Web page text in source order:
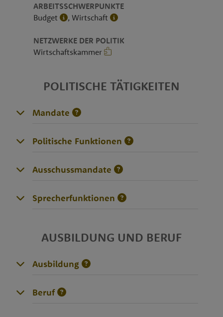
ARBEITSSCHWERPUNKTE
Budget
, Wirtschaft
NETZWERKE DER POLITIK
Wirtschaftskammer
POLITISCHE TÄTIGKEITEN
Mandate
Politische Funktionen
Ausschussmandate
Sprecherfunktionen
AUSBILDUNG UND BERUF
Ausbildung
Beruf